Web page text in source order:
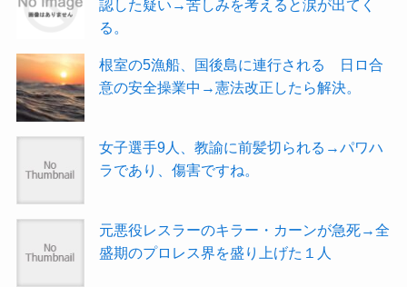
認した疑い→苦しみを考えると涙が出てく
る。
根室の5漁船、国後島に連行される 日ロ合
意の安全操業中→憲法改正したら解決。
女子選手9人、教諭に前髪切られる→パワハ
ラであり、傷害ですね。
元悪役レスラーのキラー・カーンが急死→全
盛期のプロレス界を盛り上げた１人